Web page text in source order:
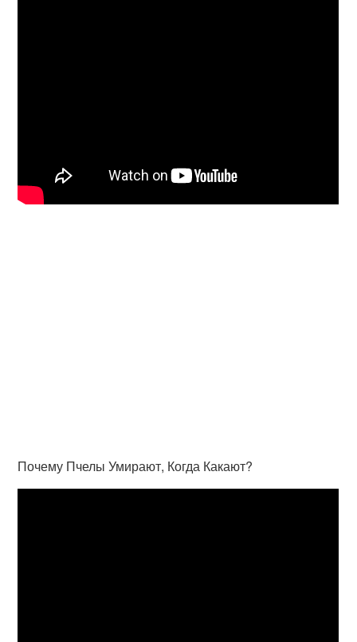
Почему Пчелы Умирают, Когда Какают?